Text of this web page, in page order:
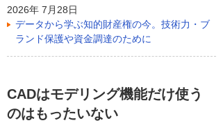
2026年 7月28日
データから学ぶ知的財産権の今。技術力・ブ
ランド保護や資金調達のために
CADはモデリング機能だけ使う
のはもったいない